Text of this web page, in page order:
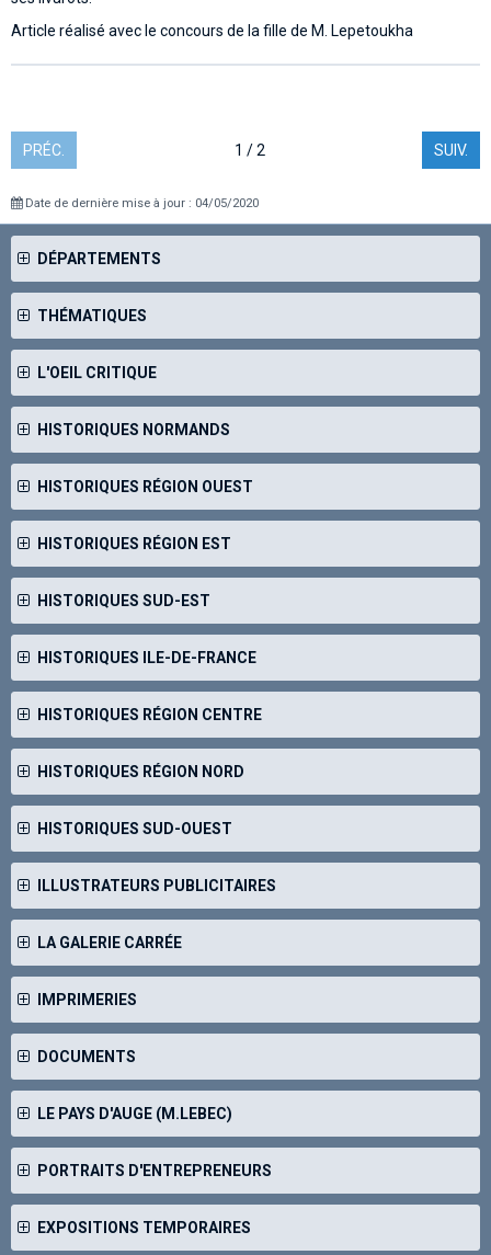
Article réalisé avec le concours de la fille de M. Lepetoukha
PRÉC. 1 / 2 SUIV.
Date de dernière mise à jour : 04/05/2020
DÉPARTEMENTS
THÉMATIQUES
L'OEIL CRITIQUE
HISTORIQUES NORMANDS
HISTORIQUES RÉGION OUEST
HISTORIQUES RÉGION EST
HISTORIQUES SUD-EST
HISTORIQUES ILE-DE-FRANCE
HISTORIQUES RÉGION CENTRE
HISTORIQUES RÉGION NORD
HISTORIQUES SUD-OUEST
ILLUSTRATEURS PUBLICITAIRES
LA GALERIE CARRÉE
IMPRIMERIES
DOCUMENTS
LE PAYS D'AUGE (M.LEBEC)
PORTRAITS D'ENTREPRENEURS
EXPOSITIONS TEMPORAIRES